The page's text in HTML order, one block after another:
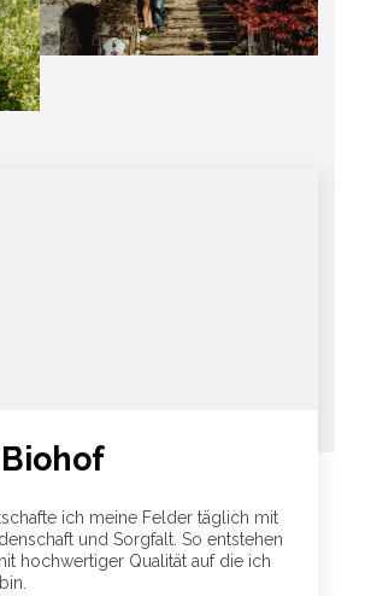
ich meine Felder täglich mit
und Sorgfalt. So entstehen
hochwertiger Qualität auf die ich